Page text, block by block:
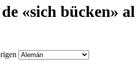
«sich bücken» al